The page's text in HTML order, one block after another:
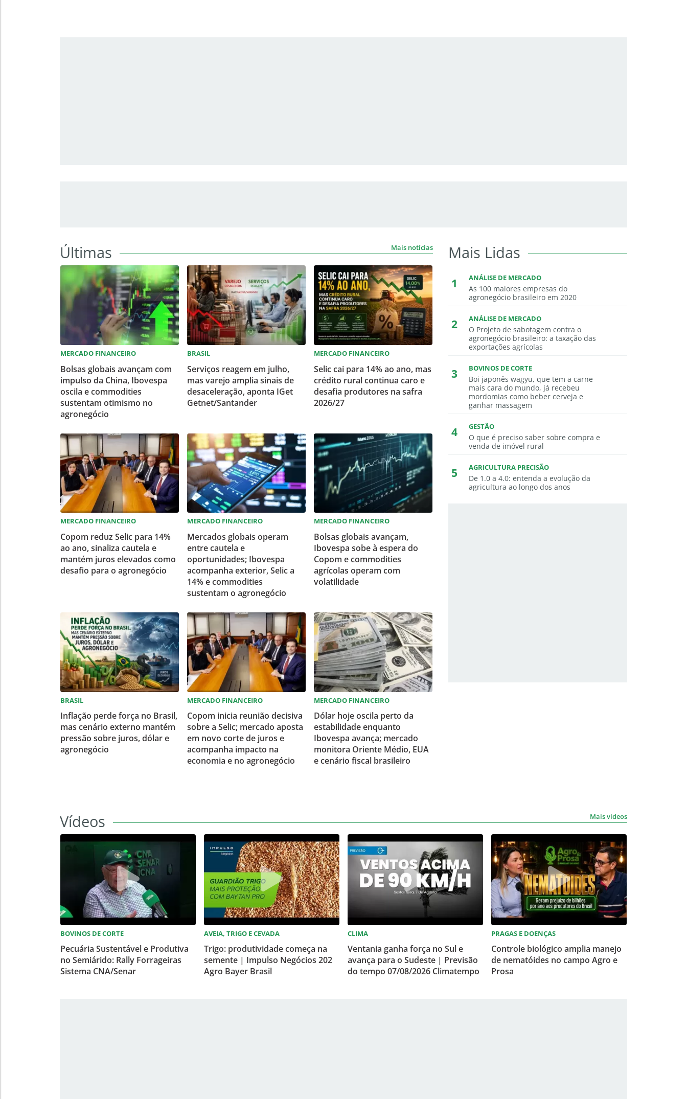
Últimas Mais notícias
MERCADO FINANCEIRO
Bolsas globais avançam com
impulso da China, Ibovespa
oscila e commodities
sustentam otimismo no
agronegócio
BRASIL
Serviços reagem em julho,
mas varejo amplia sinais de
desaceleração, aponta IGet
Getnet/Santander
MERCADO FINANCEIRO
Selic cai para 14% ao ano, mas
crédito rural continua caro e
desafia produtores na safra
2026/27
MERCADO FINANCEIRO
Copom reduz Selic para 14%
ao ano, sinaliza cautela e
mantém juros elevados como
desafio para o agronegócio
MERCADO FINANCEIRO
Mercados globais operam
entre cautela e
oportunidades; Ibovespa
acompanha exterior, Selic a
14% e commodities
sustentam o agronegócio
MERCADO FINANCEIRO
Bolsas globais avançam,
Ibovespa sobe à espera do
Copom e commodities
agrícolas operam com
volatilidade
BRASIL
Inflação perde força no Brasil,
mas cenário externo mantém
pressão sobre juros, dólar e
agronegócio
MERCADO FINANCEIRO
Copom inicia reunião decisiva
sobre a Selic; mercado aposta
em novo corte de juros e
acompanha impacto na
economia e no agronegócio
MERCADO FINANCEIRO
Dólar hoje oscila perto da
estabilidade enquanto
Ibovespa avança; mercado
monitora Oriente Médio, EUA
e cenário fiscal brasileiro
Mais Lidas
ANÁLISE DE MERCADO
As 100 maiores empresas do
agronegócio brasileiro em 2020
ANÁLISE DE MERCADO
O Projeto de sabotagem contra o
agronegócio brasileiro: a taxação das
exportações agrícolas
BOVINOS DE CORTE
Boi japonês wagyu, que tem a carne
mais cara do mundo, já recebeu
mordomias como beber cerveja e
ganhar massagem
GESTÃO
O que é preciso saber sobre compra e
venda de imóvel rural
AGRICULTURA PRECISÃO
De 1.0 a 4.0: entenda a evolução da
agricultura ao longo dos anos
Vídeos Mais vídeos
BOVINOS DE CORTE
Pecuária Sustentável e Produtiva
no Semiárido: Rally Forrageiras
Sistema CNA/Senar
AVEIA, TRIGO E CEVADA
Trigo: produtividade começa na
semente | Impulso Negócios 202
Agro Bayer Brasil
CLIMA
Ventania ganha força no Sul e
avança para o Sudeste | Previsão
do tempo 07/08/2026 Climatempo
PRAGAS E DOENÇAS
Controle biológico amplia manejo
de nematóides no campo Agro e
Prosa